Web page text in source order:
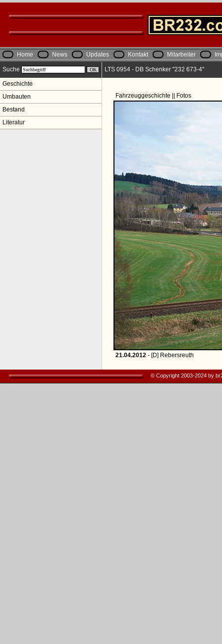
Home News Updates Kontakt Mitarbeiter
Suche
Geschichte
Umbauten
Bestand
Literatur
LTS 0954 - DB Schenker "232 673-4"
Fahrzeuggeschichte || Fotos
21.04.2012- [D] Rebersreuth
© Copyright 2003-2024 by